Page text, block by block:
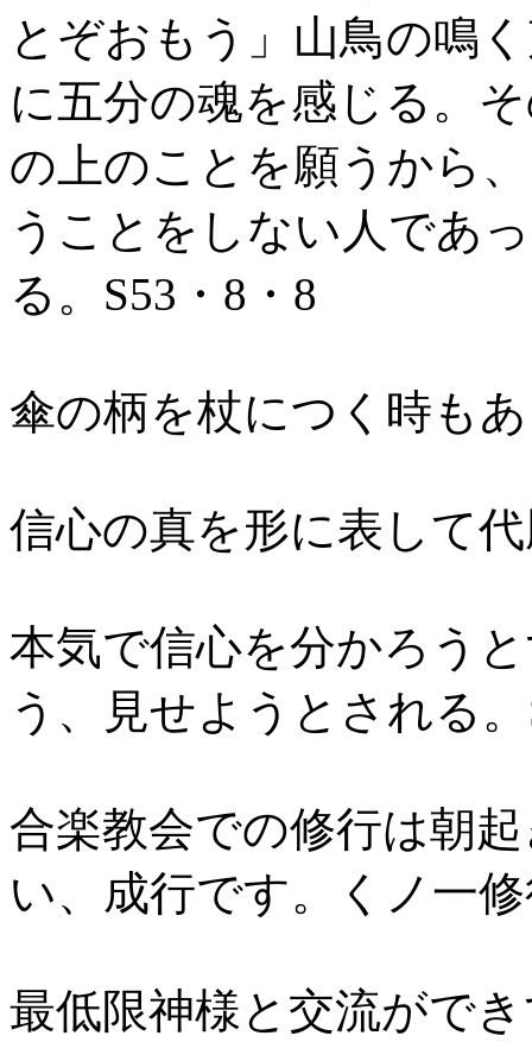
とぞおもう」山鳥の鳴
に五分の魂を感じる。
の上のことを願うから
うことをしない人であ
る。S53・8・8
傘の柄を杖につく時も
信心の真を形に表して
本気で信心を分かろう
う、見せようとされる
合楽教会での修行は朝
い、成行です。くノ一
最低限神様と交流がで